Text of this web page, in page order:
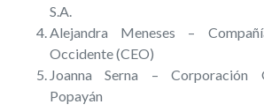
S.A.
Alejandra Meneses –
Occidente (CEO)
Joanna Serna – Corporación
Popayán